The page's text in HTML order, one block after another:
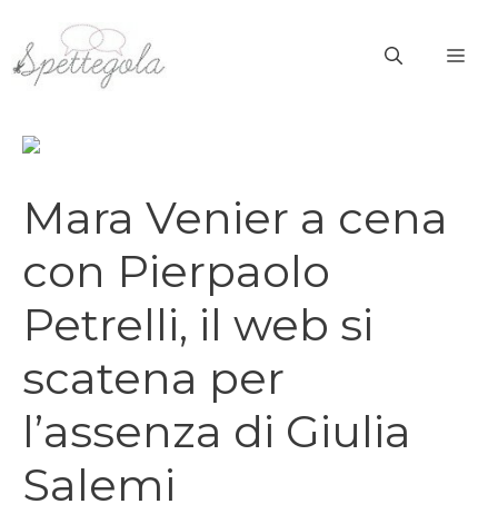
contenuto
Mara Venier a cena
con Pierpaolo
Petrelli, il web si
scatena per
l’assenza di Giulia
Salemi